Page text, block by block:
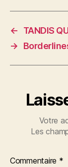
←
TANDIS
→
Votre
Les
Commentaire *